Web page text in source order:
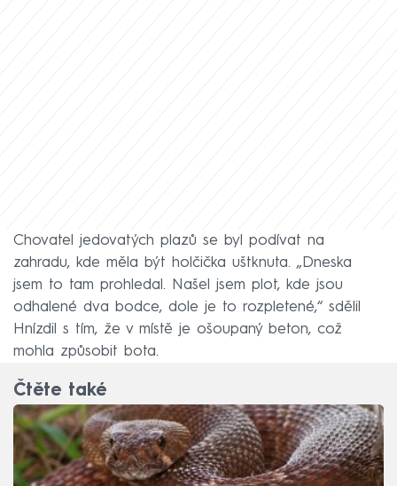
Chovatel jedovatých plazů se byl podívat na
zahradu, kde měla být holčička uštknuta. „Dneska
jsem to tam prohledal. Našel jsem plot, kde jsou
odhalené dva bodce, dole je to rozpletené,“ sdělil
Hnízdil s tím, že v místě je ošoupaný beton, což
mohla způsobit bota.
Čtěte také